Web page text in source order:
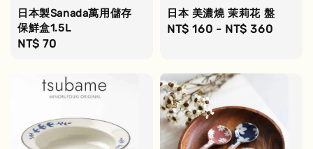
日本製Sanada萬用儲存
保鮮盒1.5L
Regular
NT$ 70
日本 美濃燒 茉莉花 盤
Regular
NT$ 160 - NT$ 360